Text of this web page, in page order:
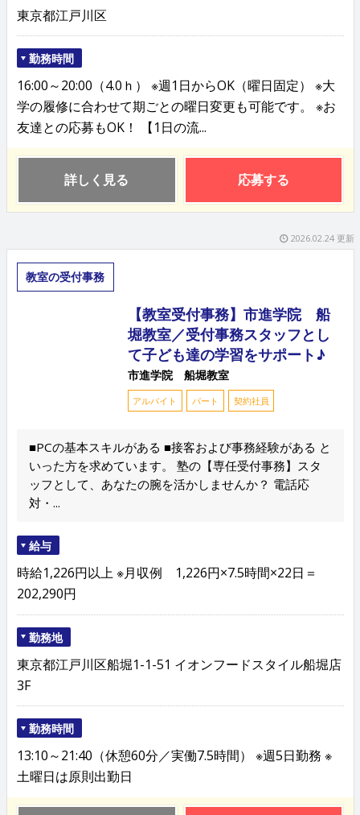
東京都江戸川区
勤務時間
16:00～20:00（4.0ｈ） ※週1日からOK（曜日固定） ※大
学の履修に合わせて期ごとの曜日変更も可能です。 ※お
友達との応募もOK！ 【1日の流...
詳しく見る 応募する
2026.02.24 更新
教室の受付事務
【教室受付事務】市進学院 船
堀教室／受付事務スタッフとし
て子ども達の学習をサポート♪
市進学院 船堀教室
アルバイト パート 契約社員
■PCの基本スキルがある ■接客および事務経験がある と
いった方を求めています。 塾の【専任受付事務】スタ
ッフとして、あなたの腕を活かしませんか？ 電話応
対・...
給与
時給1,226円以上 ※月収例 1,226円×7.5時間×22日＝
202,290円
勤務地
東京都江戸川区船堀1-1-51 イオンフードスタイル船堀店
3F
勤務時間
13:10～21:40（休憩60分／実働7.5時間） ※週5日勤務 ※
土曜日は原則出勤日